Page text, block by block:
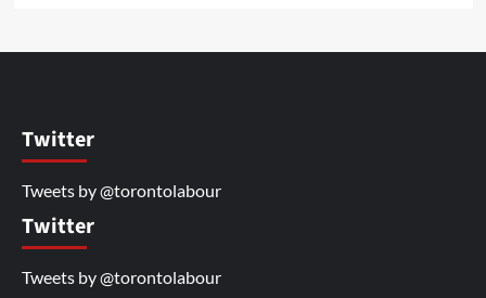
Twitter
Tweets by @torontolabour
Twitter
Tweets by @torontolabour